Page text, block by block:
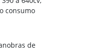
consumo
de